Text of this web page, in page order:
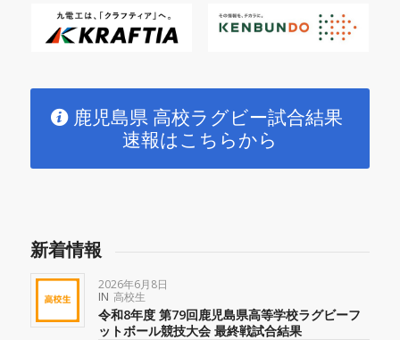
鹿児島県 高校ラグビー試合結果
速報はこちらから
新着情報
2026年6月8日
IN 高校生
令和8年度 第79回鹿児島県高等学校ラグビーフ
ットボール競技大会 最終戦試合結果